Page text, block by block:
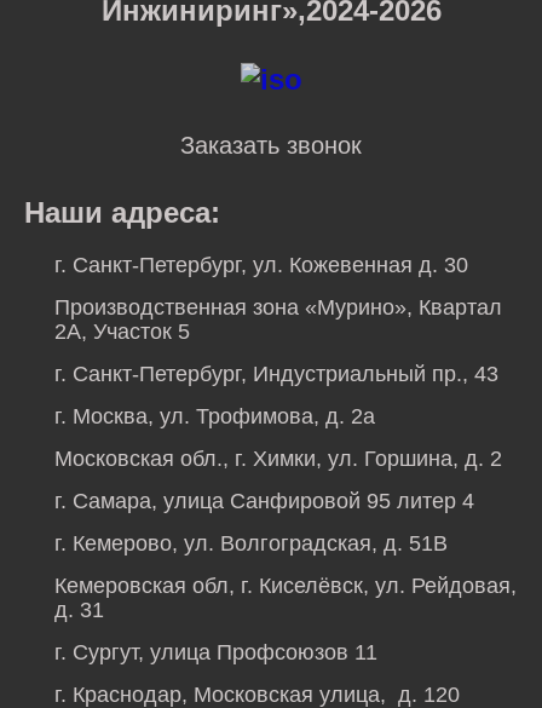
Инжиниринг»,2024-2026
Заказать звонок
Наши адреса:
г. Санкт-Петербург, ул. Кожевенная д. 30
Производственная зона «Мурино», Квартал
2А, Участок 5
г. Санкт-Петербург, Индустриальный пр., 43
г. Москва, ул. Трофимова, д. 2а
Московская обл., г. Химки, ул. Горшина, д. 2
г. Самара, улица Санфировой 95 литер 4
г. Кемерово, ул. Волгоградская, д. 51В
Кемеровская обл, г. Киселёвск, ул. Рейдовая,
д. 31
г. Сургут, улица Профсоюзов 11
г. Краснодар, Московская улица, д. 120